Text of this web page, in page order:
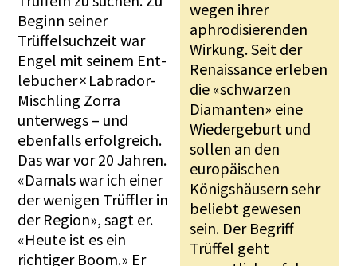
wegen ihrer
aphrodisierenden
Wirkung. Seit der
Renaissance erleben
die «schwarzen
Diamanten» eine
Wiedergeburt und
sollen an den
europäischen
Königshäusern sehr
beliebt gewesen
sein. Der Begriff
Trüffel geht
Beginn seiner
Trüffelsuchzeit war
Engel mit seinem Ent­
lebucher × Labrador-
Mischling Zorra
unterwegs – und
ebenfalls erfolgreich.
Das war vor 20 Jahren.
«Damals war ich einer
der wenigen Trüffler in
der Region», sagt er.
«Heute ist es ein
richtiger Boom.» Er